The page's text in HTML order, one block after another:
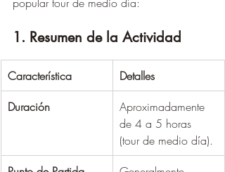
1. Resumen de la Actividad
Característica
Detalles
Duración
Aproximadamente
de 4 a 5 horas
(tour de medio día).